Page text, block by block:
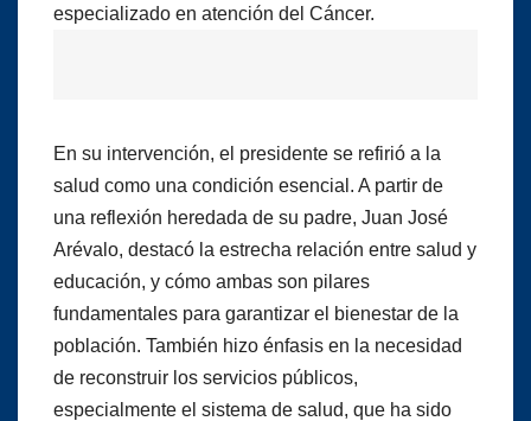
especializado en atención del Cáncer.
En su intervención, el presidente se refirió a la
salud como una condición esencial. A partir de
una reflexión heredada de su padre, Juan José
Arévalo, destacó la estrecha relación entre salud y
educación, y cómo ambas son pilares
fundamentales para garantizar el bienestar de la
población. También hizo énfasis en la necesidad
de reconstruir los servicios públicos,
especialmente el sistema de salud, que ha sido